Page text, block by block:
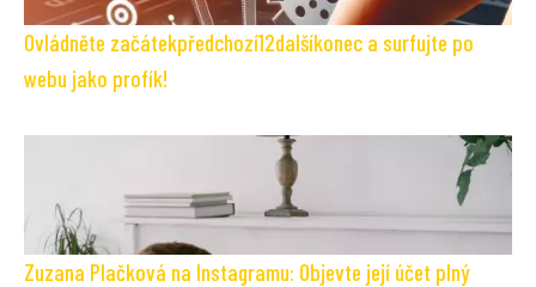
Ovládněte začátekpředchozí12dalšíkonec a surfujte po
webu jako profík!
Zuzana Plačková na Instagramu: Objevte její účet plný